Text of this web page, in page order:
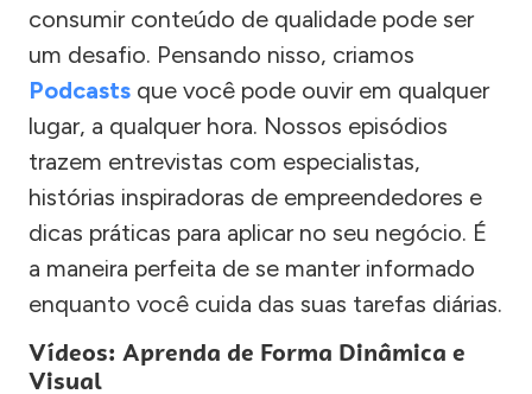
consumir conteúdo de qualidade pode ser
um desafio. Pensando nisso, criamos
Podcasts que você pode ouvir em qualquer
lugar, a qualquer hora. Nossos episódios
trazem entrevistas com especialistas,
histórias inspiradoras de empreendedores e
dicas práticas para aplicar no seu negócio. É
a maneira perfeita de se manter informado
enquanto você cuida das suas tarefas diárias.
Vídeos: Aprenda de Forma Dinâmica e
Visual